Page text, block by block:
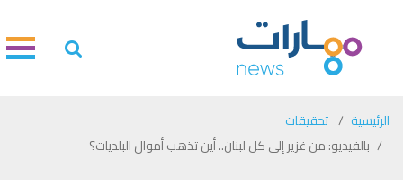
الرئيسية
تحقيقات
بالفيديو: من غزير إلى كل لبنان.. أين تذهب أموال البلديات؟